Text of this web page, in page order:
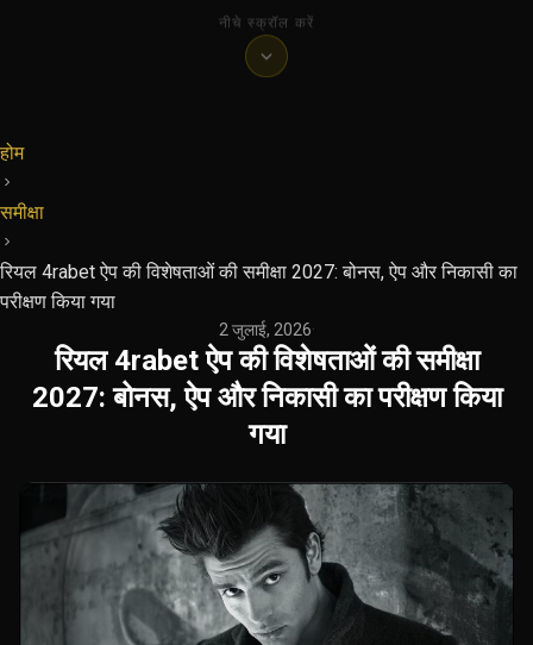
नीचे स्क्रॉल करें
होम
समीक्षा
रियल 4rabet ऐप की विशेषताओं की समीक्षा 2027: बोनस, ऐप और निकासी का
परीक्षण किया गया
2 जुलाई, 2026·
रियल 4rabet ऐप की विशेषताओं की समीक्षा
2027: बोनस, ऐप और निकासी का परीक्षण किया
गया